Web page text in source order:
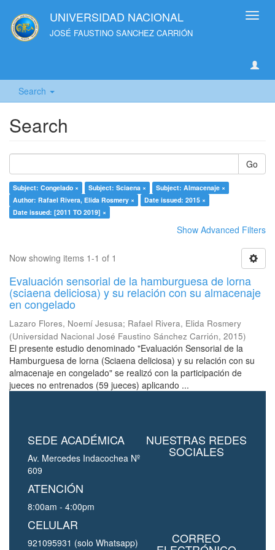
UNIVERSIDAD NACIONAL
JOSÉ FAUSTINO SANCHEZ CARRIÓN
Search
Search
Go
Subject: Congelado × Subject: Sciaena ×
Subject: Almacenaje ×
Author: Rafael Rivera, Elida Rosmery ×
Date issued: 2015 ×
Date issued: [2011 TO 2019] ×
Show Advanced Filters
Now showing items 1-1 of 1
Evaluación sensorial de la hamburguesa de lorna
(sciaena deliciosa) y su relación con su almacenaje
en congelado
Lazaro Flores, Noemí Jesusa; Rafael Rivera, Elida Rosmery
(Universidad Nacional José Faustino Sánchez Carrión, 2015)
El presente estudio denominado "Evaluación Sensorial de la
Hamburguesa de lorna (Sciaena deliciosa) y su relación con su
almacenaje en congelado" se realizó con la participación de
jueces no entrenados (59 jueces) aplicando ...
SEDE ACADÉMICA
Av. Mercedes Indacochea Nº
609
ATENCIÓN
8:00am - 4:00pm
CELULAR
921095931 (solo Whatsapp)
NUESTRAS REDES
SOCIALES
CORREO